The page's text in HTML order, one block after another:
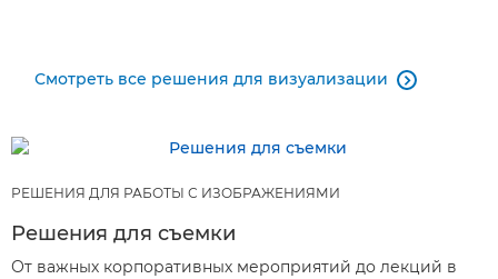
Смотреть все решения для визуализации 
РЕШЕНИЯ ДЛЯ РАБОТЫ С ИЗОБРАЖЕНИЯМИ
Решения для съемки
От важных корпоративных мероприятий до лекций в